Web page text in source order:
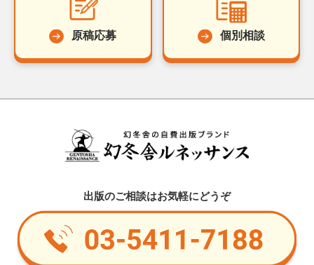
原稿応募 個別相談
出版のご相談はお気軽にどうぞ